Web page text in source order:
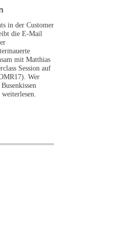
in der Customer
die E-Mail
mit Matthias
Session auf
Wer